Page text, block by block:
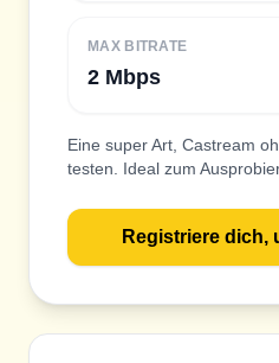
MAX BITRATE
2 Mbps
Eine super Art, Castream
testen. Ideal zum
Registriere dich,